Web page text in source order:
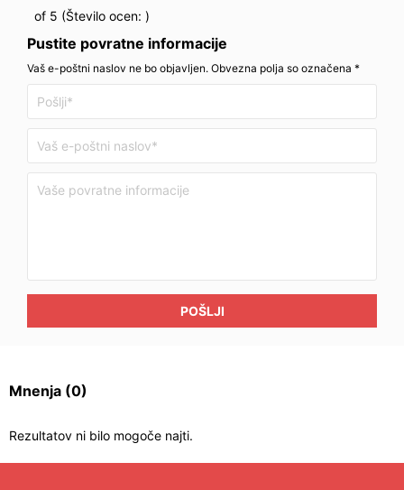
of 5 (Število ocen: )
Pustite povratne informacije
Vaš e-poštni naslov ne bo objavljen. Obvezna polja so označena *
POŠLJI
Mnenja (0)
Rezultatov ni bilo mogoče najti.